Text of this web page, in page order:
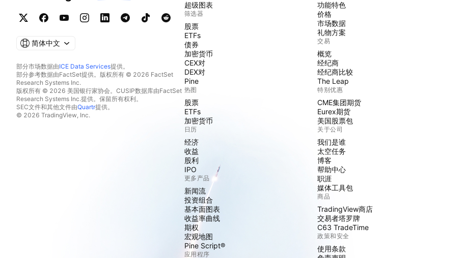
简体中文
部分市场数据由ICE Data Services提供。
部分参考数据由FactSet提供。版权所有 © 2026 FactSet
Research Systems Inc.
版权所有 © 2026 美国银行家协会。CUSIP数据库由FactSet
Research Systems Inc.提供。保留所有权利。
SEC文件和其他文件由Quartr提供。
© 2026 TradingView, Inc.
超级图表
筛选器
股票
ETFs
债券
加密货币
CEX对
DEX对
Pine
热图
股票
ETFs
加密货币
日历
经济
收益
股利
IPO
更多产品
新闻流
投资组合
基本面图表
收益率曲线
期权
宏观地图
Pine Script®
应用程序
功能特色
价格
市场数据
礼物方案
交易
概览
经纪商
经纪商比较
The Leap
特别优惠
CME集团期货
Eurex期货
美国股票包
关于公司
我们是谁
太空任务
博客
帮助中心
职涯
媒体工具包
商品
TradingView商店
交易者塔罗牌
C63 TradeTime
政策和安全
使用条款